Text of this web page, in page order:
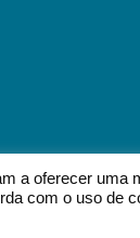
a oferecer uma
com o uso de